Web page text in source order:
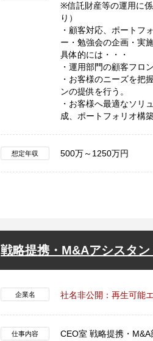
※信託財産等の運用に
り）
・顧客対応、ポートフ
ー・勉強会の企画・実
具体的には・・・
・運用部門の顧客フロ
・お客様のニーズを把
ンの提供を行う。
・お客様へ最適なソリ
成、ポートフォリオ構
想定年収 500万～1250万円
戦略提携・M&Aアシスタン
企業名 社名非公開：再生可能
仕事内容 CEO室 戦略提携・M&A